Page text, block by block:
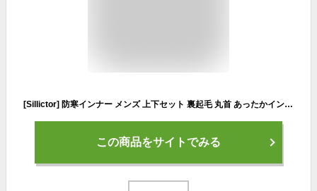
[Sillictor] 防寒インナー メンズ 上下セット 裏起毛 丸首 あったかインナー 上下 アンダーシャツ + 前開き ロングタイツ 保温 インナーウェア 【ウールとシルク入り】 冬用 YLM01-blk-XL（日本サイズM）
この商品をサイトでみる